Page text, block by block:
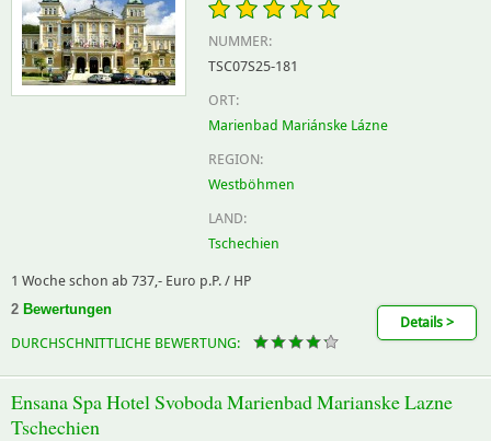
NUMMER:
TSC07S25-181
ORT:
Marienbad Mariánske Lázne
REGION:
Westböhmen
LAND:
Tschechien
1 Woche schon ab 737,- Euro p.P. / HP
2 Bewertungen
DURCHSCHNITTLICHE BEWERTUNG:
Details >
Ensana Spa Hotel Svoboda Marienbad Marianske Lazne
Tschechien